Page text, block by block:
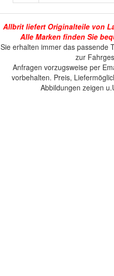
Allbrit liefert Originalteile von
Alle Marken finden Sie
Sie erhalten immer das passende
zur
Anfragen vorzugsweise per
vorbehalten. Preis,
Abbildungen zeigen